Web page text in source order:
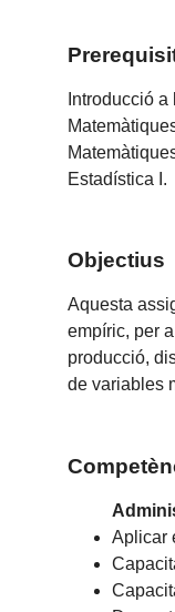
Introducció
Estadística I.
Objectius
Aquesta
empíric, per
producció,
de variables
Aplicar